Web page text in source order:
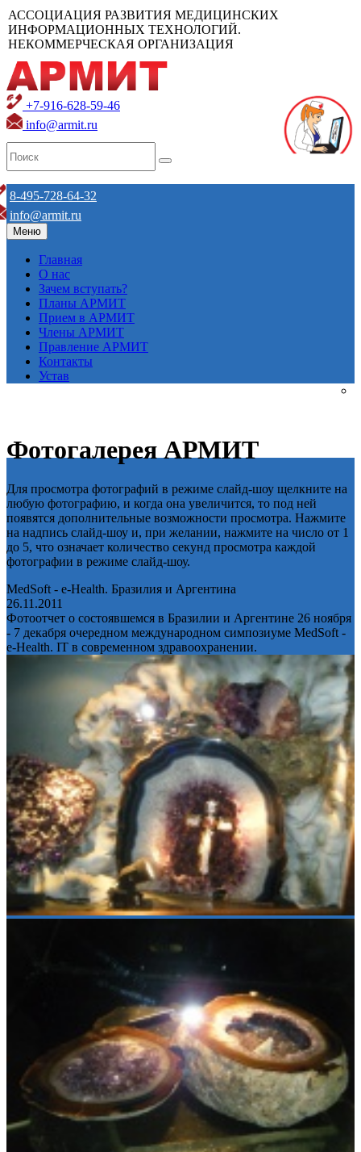
АССОЦИАЦИЯ РАЗВИТИЯ МЕДИЦИНСКИХ
ИНФОРМАЦИОННЫХ ТЕХНОЛОГИЙ.
НЕКОММЕРЧЕСКАЯ ОРГАНИЗАЦИЯ
+7-916-628-59-46
info@armit.ru
8-495-728-64-32
info@armit.ru
Меню
Главная
О нас
Зачем вступать?
Планы АРМИТ
Прием в АРМИТ
Члены АРМИТ
Правление АРМИТ
Контакты
Устав
Фотогалерея АРМИТ
Для просмотра фотографий в режиме слайд-шоу щелкните на
любую фотографию, и когда она увеличится, то под ней
появятся дополнительные возможности просмотра. Нажмите
на надпись слайд-шоу и, при желании, нажмите на число от 1
до 5, что означает количество секунд просмотра каждой
фотографии в режиме слайд-шоу.
MedSoft - e-Health. Бразилия и Аргентина
26.11.2011
Фотоотчет о состоявшемся в Бразилии и Аргентине 26 ноября
- 7 декабря очередном международном симпозиуме MedSoft -
e-Health. IT в современном здравоохранении.